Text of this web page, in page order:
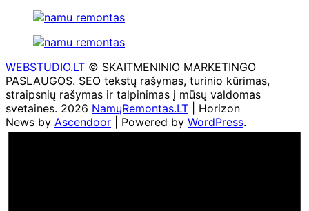
WEBSTUDIO.LT © SKAITMENINIO MARKETINGO
PASLAUGOS. SEO tekstų rašymas, turinio kūrimas,
straipsnių rašymas ir talpinimas į mūsų valdomas
svetaines. 2026 NamųRemontas.LT | Horizon
News by Ascendoor | Powered by WordPress.